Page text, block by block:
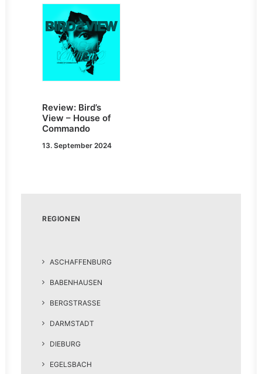
Review: Bird’s
View – House of
Commando
13. September 2024
REGIONEN
ASCHAFFENBURG
BABENHAUSEN
BERGSTRASSE
DARMSTADT
DIEBURG
EGELSBACH